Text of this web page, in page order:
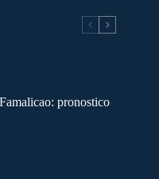
pronostico